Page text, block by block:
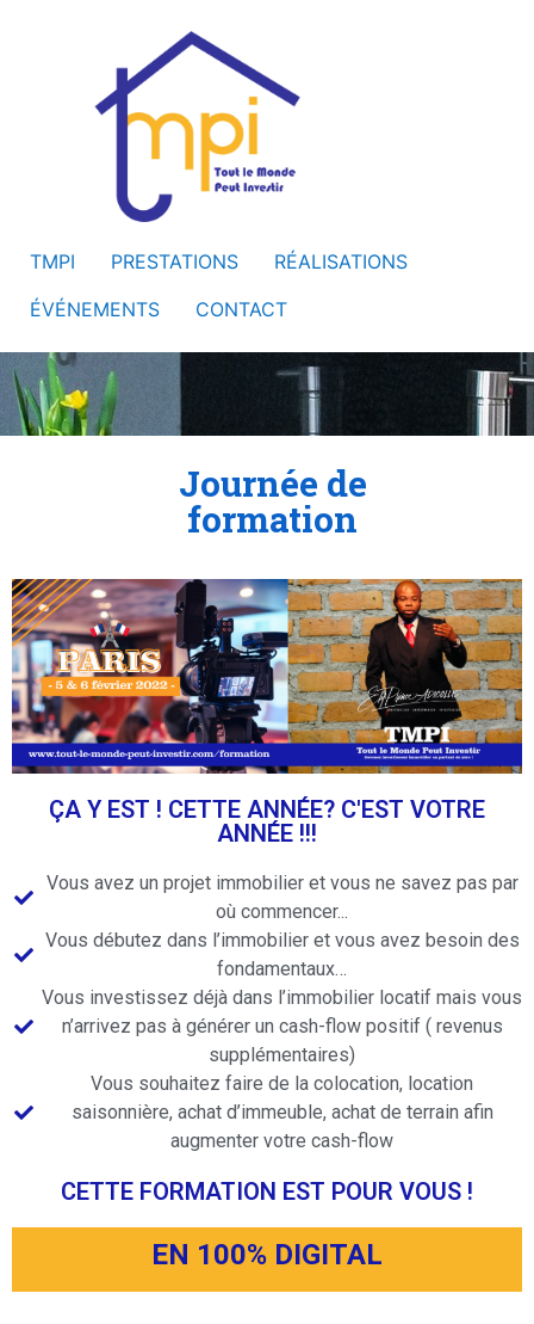
TMPI PRESTATIONS
RÉALISATIONS
ÉVÉNEMENTS
CONTACT
Journée de
formation
ÇA Y EST ! CETTE ANNÉE? C'EST VOTRE
ANNÉE !!!
Vous avez un projet immobilier et vous ne savez pas par
où commencer...
Vous débutez dans l’immobilier et vous avez besoin des
fondamentaux…
Vous investissez déjà dans l’immobilier locatif mais vous
n’arrivez pas à générer un cash-flow positif ( revenus
supplémentaires)
Vous souhaitez faire de la colocation, location
saisonnière, achat d’immeuble, achat de terrain afin
augmenter votre cash-flow
CETTE FORMATION EST POUR VOUS !
EN 100% DIGITAL